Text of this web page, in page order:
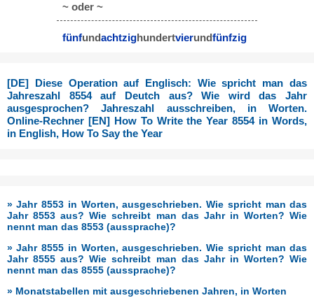
~ oder ~
fünfundachtzighundertvierundfünfzig
[DE] Diese Operation auf Englisch: Wie spricht man das
Jahreszahl 8554 auf Deutch aus? Wie wird das Jahr
ausgesprochen? Jahreszahl ausschreiben, in Worten.
Online-Rechner [EN] How To Write the Year 8554 in Words,
in English, How To Say the Year
» Jahr 8553 in Worten, ausgeschrieben. Wie spricht man das
Jahr 8553 aus? Wie schreibt man das Jahr in Worten? Wie
nennt man das 8553 (aussprache)?
» Jahr 8555 in Worten, ausgeschrieben. Wie spricht man das
Jahr 8555 aus? Wie schreibt man das Jahr in Worten? Wie
nennt man das 8555 (aussprache)?
» Monatstabellen mit ausgeschriebenen Jahren, in Worten